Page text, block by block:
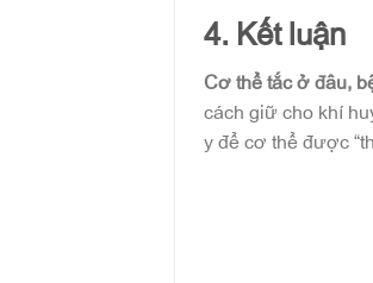
4. Kết luận
Cơ thể tắc ở đâu,
cách giữ cho khí
y để cơ thể được